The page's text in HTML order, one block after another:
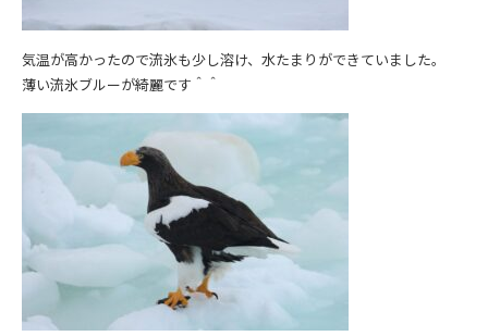
気温が高かったので流氷も少し溶け、水たまりができていました。
薄い流氷ブルーが綺麗です＾＾